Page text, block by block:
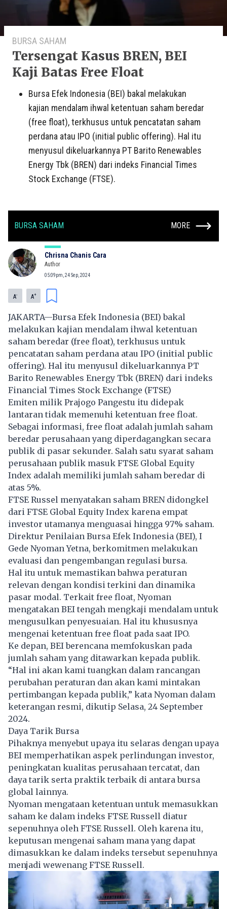
BURSA SAHAM
Tersengat Kasus BREN, BEI
Kaji Batas Free Float
Bursa Efek Indonesia (BEI) bakal melakukan
kajian mendalam ihwal ketentuan saham beredar
(free float), terkhusus untuk pencatatan saham
perdana atau IPO (initial public offering). Hal itu
menyusul dikeluarkannya PT Barito Renewables
Energy Tbk (BREN) dari indeks Financial Times
Stock Exchange (FTSE).
BURSA SAHAM MORE
Chrisna Chanis Cara
Author
05:09pm, 24 Sep, 2024
A- A+
JAKARTA—Bursa Efek Indonesia (BEI) bakal
melakukan kajian mendalam ihwal ketentuan
saham beredar (free float), terkhusus untuk
pencatatan saham perdana atau IPO (initial public
offering). Hal itu menyusul dikeluarkannya PT
Barito Renewables Energy Tbk (BREN) dari indeks
Financial Times Stock Exchange (FTSE)
Emiten milik Prajogo Pangestu itu didepak
lantaran tidak memenuhi ketentuan free float.
Sebagai informasi, free float adalah jumlah saham
beredar perusahaan yang diperdagangkan secara
publik di pasar sekunder. Salah satu syarat saham
perusahaan publik masuk FTSE Global Equity
Index adalah memiliki jumlah saham beredar di
atas 5%.
FTSE Russel menyatakan saham BREN didongkel
dari FTSE Global Equity Index karena empat
investor utamanya menguasai hingga 97% saham.
Direktur Penilaian Bursa Efek Indonesia (BEI), I
Gede Nyoman Yetna, berkomitmen melakukan
evaluasi dan pengembangan regulasi bursa.
Hal itu untuk memastikan bahwa peraturan
relevan dengan kondisi terkini dan dinamika
pasar modal. Terkait free float, Nyoman
mengatakan BEI tengah mengkaji mendalam untuk
mengusulkan penyesuaian. Hal itu khususnya
mengenai ketentuan free float pada saat IPO.
Ke depan, BEI berencana memfokuskan pada
jumlah saham yang ditawarkan kepada publik.
“Hal ini akan kami tuangkan dalam rancangan
perubahan peraturan dan akan kami mintakan
pertimbangan kepada publik,” kata Nyoman dalam
keterangan resmi, dikutip Selasa, 24 September
2024.
Daya Tarik Bursa
Pihaknya menyebut upaya itu selaras dengan upaya
BEI memperhatikan aspek perlindungan investor,
peningkatan kualitas perusahaan tercatat, dan
daya tarik serta praktik terbaik di antara bursa
global lainnya.
Nyoman mengataan ketentuan untuk memasukkan
saham ke dalam indeks FTSE Russell diatur
sepenuhnya oleh FTSE Russell. Oleh karena itu,
keputusan mengenai saham mana yang dapat
dimasukkan ke dalam indeks tersebut sepenuhnya
menjadi wewenang FTSE Russell.